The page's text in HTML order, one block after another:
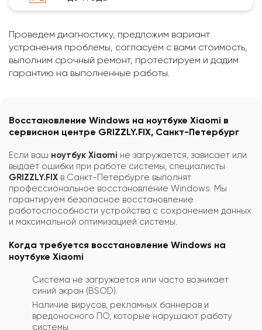
Проведем диагностику, предложим вариант
устранения проблемы, согласуем с вами стоимость,
выполним срочный ремонт, протестируем и дадим
гарантию на выполненные работы.
Восстановление Windows на ноутбуке Xiaomi в
сервисном центре GRIZZLY.FIX, Санкт-Петербург
Если ваш ноутбук Xiaomi не загружается, зависает или
выдаёт ошибки при работе системы, специалисты
GRIZZLY.FIX в Санкт-Петербурге выполнят
профессиональное восстановление Windows. Мы
гарантируем безопасное восстановление
работоспособности устройства с сохранением данных
и максимальной оптимизацией системы.
Когда требуется восстановление Windows на
ноутбуке Xiaomi
Система не загружается или часто возникает
синий экран (BSOD).
Наличие вирусов, рекламных баннеров и
вредоносного ПО, которые нарушают работу
системы.